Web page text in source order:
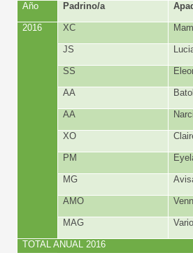
Año Padrino/a
2016 XC
JS
SS
AA
AA
XO
PM
MG
AMO
MAG
TOTAL ANUAL 2016